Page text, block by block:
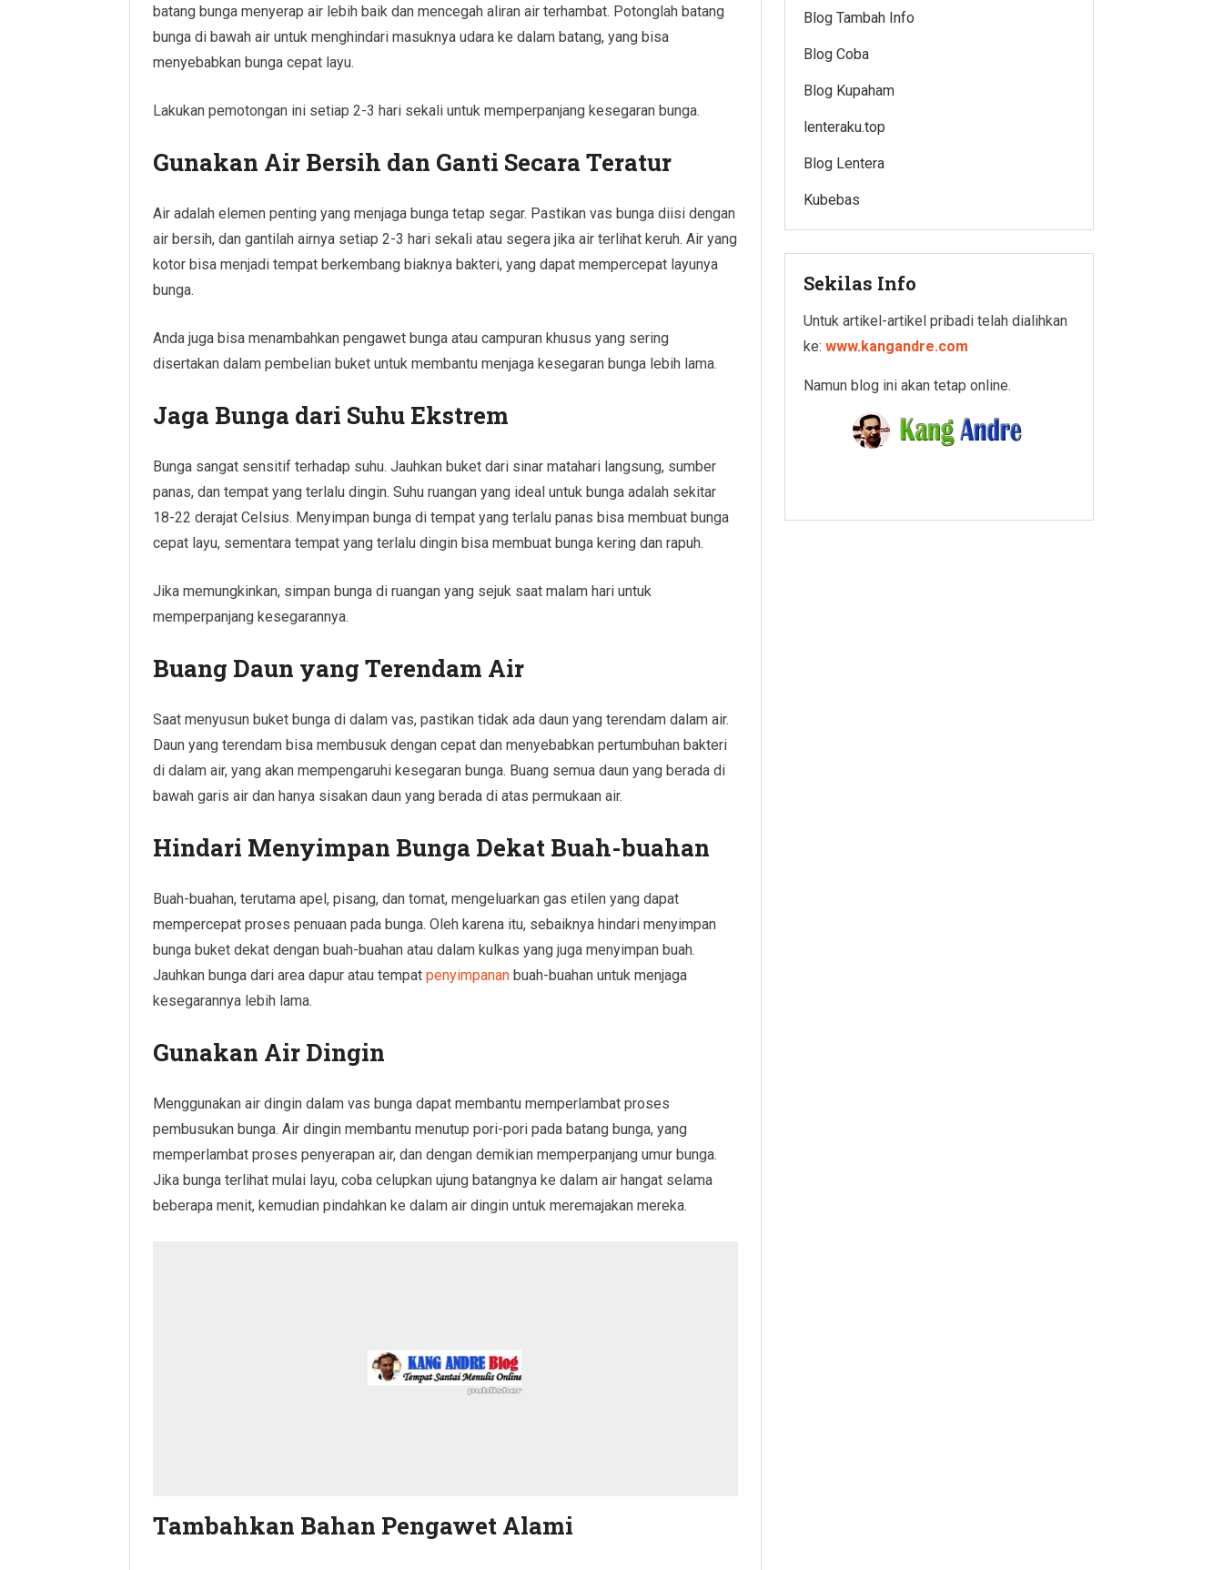
batang bunga menyerap air lebih baik dan mencegah aliran air terhambat. Potonglah batang
bunga di bawah air untuk menghindari masuknya udara ke dalam batang, yang bisa
menyebabkan bunga cepat layu.
Lakukan pemotongan ini setiap 2-3 hari sekali untuk memperpanjang kesegaran bunga.
Gunakan Air Bersih dan Ganti Secara Teratur
Air adalah elemen penting yang menjaga bunga tetap segar. Pastikan vas bunga diisi dengan
air bersih, dan gantilah airnya setiap 2-3 hari sekali atau segera jika air terlihat keruh. Air yang
kotor bisa menjadi tempat berkembang biaknya bakteri, yang dapat mempercepat layunya
bunga.
Anda juga bisa menambahkan pengawet bunga atau campuran khusus yang sering
disertakan dalam pembelian buket untuk membantu menjaga kesegaran bunga lebih lama.
Jaga Bunga dari Suhu Ekstrem
Bunga sangat sensitif terhadap suhu. Jauhkan buket dari sinar matahari langsung, sumber
panas, dan tempat yang terlalu dingin. Suhu ruangan yang ideal untuk bunga adalah sekitar
18-22 derajat Celsius. Menyimpan bunga di tempat yang terlalu panas bisa membuat bunga
cepat layu, sementara tempat yang terlalu dingin bisa membuat bunga kering dan rapuh.
Jika memungkinkan, simpan bunga di ruangan yang sejuk saat malam hari untuk
memperpanjang kesegarannya.
Buang Daun yang Terendam Air
Saat menyusun buket bunga di dalam vas, pastikan tidak ada daun yang terendam dalam air.
Daun yang terendam bisa membusuk dengan cepat dan menyebabkan pertumbuhan bakteri
di dalam air, yang akan mempengaruhi kesegaran bunga. Buang semua daun yang berada di
bawah garis air dan hanya sisakan daun yang berada di atas permukaan air.
Hindari Menyimpan Bunga Dekat Buah-buahan
Buah-buahan, terutama apel, pisang, dan tomat, mengeluarkan gas etilen yang dapat
mempercepat proses penuaan pada bunga. Oleh karena itu, sebaiknya hindari menyimpan
bunga buket dekat dengan buah-buahan atau dalam kulkas yang juga menyimpan buah.
Jauhkan bunga dari area dapur atau tempat penyimpanan buah-buahan untuk menjaga
kesegarannya lebih lama.
Gunakan Air Dingin
Menggunakan air dingin dalam vas bunga dapat membantu memperlambat proses
pembusukan bunga. Air dingin membantu menutup pori-pori pada batang bunga, yang
memperlambat proses penyerapan air, dan dengan demikian memperpanjang umur bunga.
Jika bunga terlihat mulai layu, coba celupkan ujung batangnya ke dalam air hangat selama
beberapa menit, kemudian pindahkan ke dalam air dingin untuk meremajakan mereka.
Tambahkan Bahan Pengawet Alami
Blog Tambah Info
Blog Coba
Blog Kupaham
lenteraku.top
Blog Lentera
Kubebas
Sekilas Info
Untuk artikel-artikel pribadi telah dialihkan
ke: www.kangandre.com
Namun blog ini akan tetap online.